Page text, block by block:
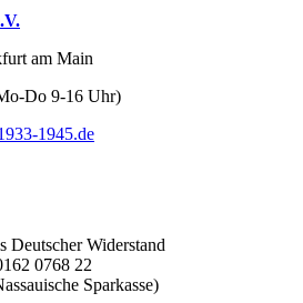
am Main
Do 9-16 Uhr)
1945.de
Deutscher Widerstand
0768 22
Sparkasse)